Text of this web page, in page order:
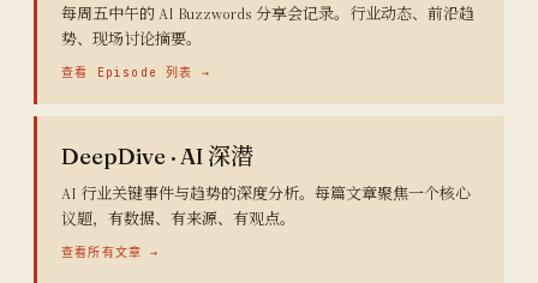
每周五中午的 AI Buzzwords 分享会记录。行业动态、前沿趋
势、现场讨论摘要。
查看 Episode 列表 →
DeepDive · AI 深潜
AI 行业关键事件与趋势的深度分析。每篇文章聚焦一个核心
议题，有数据、有来源、有观点。
查看所有文章 →